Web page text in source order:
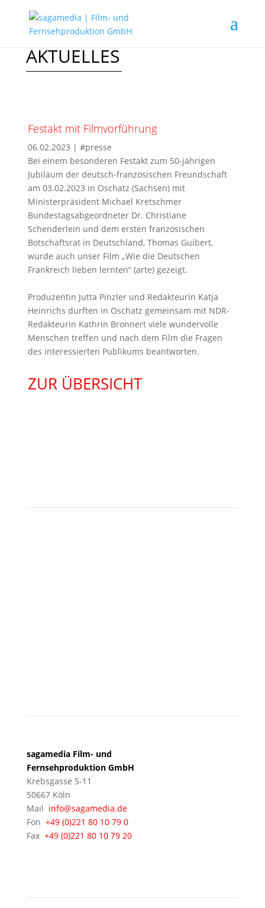
AKTUELLES
Festakt mit Filmvorführung
06.02.2023 |#presse
Bei einem besonderen Festakt zum 50-jährigen
Jubiläum der deutsch-französischen Freundschaft
am 03.02.2023 in Oschatz (Sachsen) mit
Ministerpräsident Michael Kretschmer
Bundestagsabgeordneter Dr. Christiane
Schenderlein und dem ersten französischen
Botschaftsrat in Deutschland, Thomas Guibert,
wurde auch unser Film „Wie die Deutschen
Frankreich lieben lernten“ (arte) gezeigt.
Produzentin Jutta Pinzler und Redakteurin Katja
Heinrichs durften in Oschatz gemeinsam mit NDR-
Redakteurin Kathrin Bronnert viele wundervolle
Menschen treffen und nach dem Film die Fragen
des interessierten Publikums beantworten.
ZUR ÜBERSICHT
sagamedia Film- und
Fernsehproduktion GmbH
Krebsgasse 5-11
50667 Köln
Mail info@sagamedia.de
Fon +49 (0)221 80 10 79 0
Fax +49 (0)221 80 10 79 20